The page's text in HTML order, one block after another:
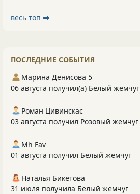
весь топ ⮕
ПОСЛЕДНИЕ СОБЫТИЯ
Марина Денисова 5
06 августа получил(а) Белый жемчуг
Роман Цивинскас
03 августа получил Розовый жемчуг
Mh Fav
01 августа получил Белый жемчуг
Наталья Бикетова
31 июля получила Белый жемчуг